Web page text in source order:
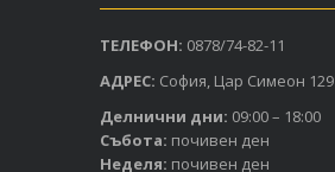
ТЕЛЕФОН: 0878/74-82-11
АДРЕС: София, Цар Симеон 129
Делнични дни: 09:00 – 18:00
Събота: почивен ден
Неделя: почивен ден